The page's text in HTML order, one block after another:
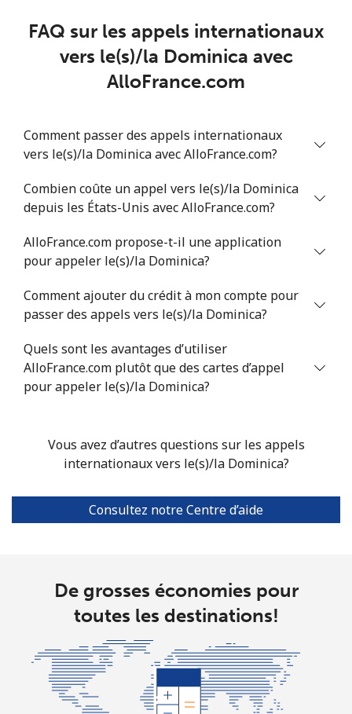
FAQ sur les appels internationaux
vers le(s)/la Dominica avec
AlloFrance.com
Comment passer des appels internationaux
vers le(s)/la Dominica avec AlloFrance.com?
Combien coûte un appel vers le(s)/la Dominica
depuis les États-Unis avec AlloFrance.com?
AlloFrance.com propose-t-il une application
pour appeler le(s)/la Dominica?
Comment ajouter du crédit à mon compte pour
passer des appels vers le(s)/la Dominica?
Quels sont les avantages d’utiliser
AlloFrance.com plutôt que des cartes d’appel
pour appeler le(s)/la Dominica?
Vous avez d’autres questions sur les appels
internationaux vers le(s)/la Dominica?
Consultez notre Centre d’aide
De grosses économies pour
toutes les destinations!